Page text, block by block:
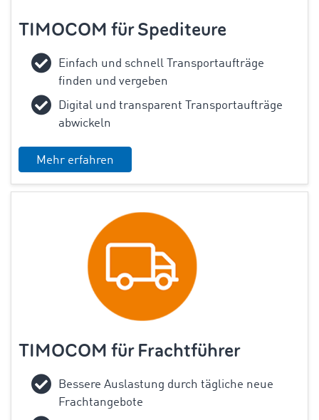
TIMOCOM für Spediteure
Einfach und schnell Transportaufträge
finden und vergeben
Digital und transparent Transportaufträge
abwickeln
Mehr erfahren
TIMOCOM für Frachtführer
Bessere Auslastung durch tägliche neue
Frachtangebote